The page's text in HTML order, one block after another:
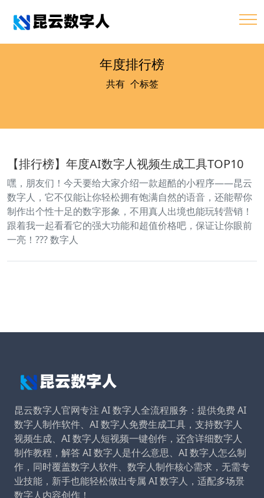
年度排行榜
共有1 个标签
【排行榜】年度AI数字人视频生成工具TOP10
嘿，朋友们！今天要给大家介绍一款超酷的小程序——昆云
数字人，它不仅能让你轻松拥有饱满自然的语音，还能帮你
制作出个性十足的数字形象，不用真人出境也能玩转营销！
跟着我一起看看它的强大功能和超值价格吧，保证让你眼前
一亮！??? 数字人
昆云数字人官网专注 AI 数字人全流程服务：提供免费 AI
数字人制作软件、AI 数字人免费生成工具，支持数字人
视频生成、AI 数字人短视频一键创作，还含详细数字人
制作教程，解答 AI 数字人是什么意思、AI 数字人怎么制
作，同时覆盖数字人软件、数字人制作核心需求，无需专
业技能，新手也能轻松做出专属 AI 数字人，适配多场景
数字人内容创作！